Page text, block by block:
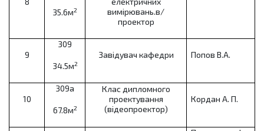
35.6м2
вимірювань.в/
проектор
9
309
34.5м2
Завідувач кафедри Попов В.А.
10
309а
67.8м2
Клас дипломного
проектування
(відеопроектор)
Кордан А. П.